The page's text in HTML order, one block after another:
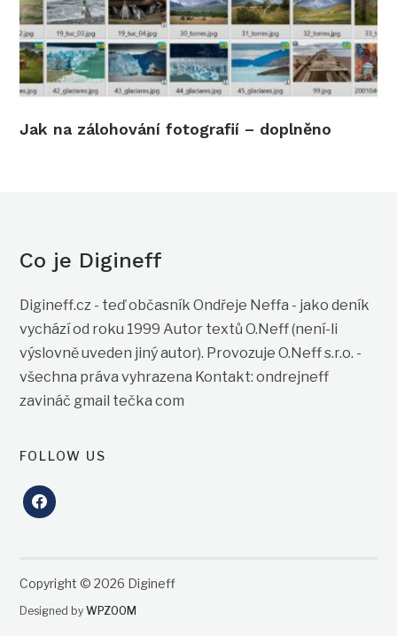
Jak na zálohování fotografií – doplněno
Co je Digineff
Digineff.cz - teď občasník Ondřeje Neffa - jako deník
vychází od roku 1999 Autor textů O.Neff (není-li
výslovně uveden jiný autor). Provozuje O.Neff s.r.o. -
všechna práva vyhrazena Kontakt: ondrejneff
zavináč gmail tečka com
FOLLOW US
facebook
Copyright © 2026 Digineff
Designed byWPZOOM